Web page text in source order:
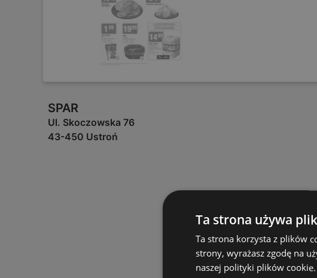
SPAR
Ul. Skoczowska 76
43-450 Ustroń
Ta strona używa
Ta strona korzysta z plików
strony, wyrażasz zgodę na
naszej polityki plików cookie.